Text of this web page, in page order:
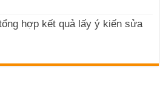
hợp kết quả lấy ý kiến sửa